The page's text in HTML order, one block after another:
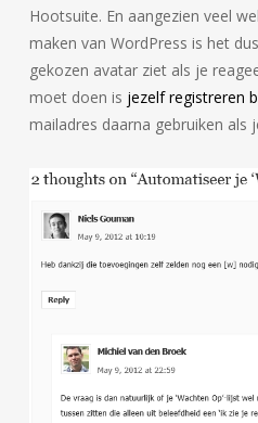
Hootsuite. En aangezien veel
maken van WordPress is het
gekozen avatar ziet als je
moet doen is jezelf registreren
mailadres daarna gebruiken als